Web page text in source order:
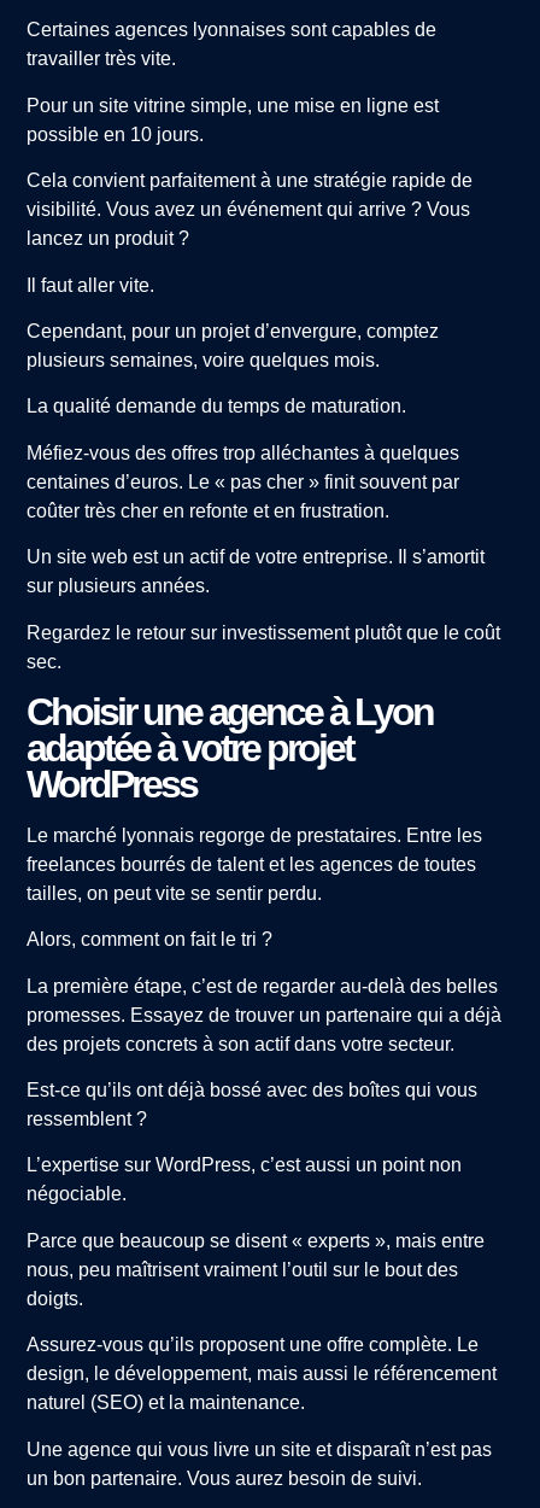
Certaines agences lyonnaises sont capables de
travailler très vite.
Pour un site vitrine simple, une mise en ligne est
possible en 10 jours.
Cela convient parfaitement à une stratégie rapide de
visibilité. Vous avez un événement qui arrive ? Vous
lancez un produit ?
Il faut aller vite.
Cependant, pour un projet d’envergure, comptez
plusieurs semaines, voire quelques mois.
La qualité demande du temps de maturation.
Méfiez-vous des offres trop alléchantes à quelques
centaines d’euros. Le « pas cher » finit souvent par
coûter très cher en refonte et en frustration.
Un site web est un actif de votre entreprise. Il s’amortit
sur plusieurs années.
Regardez le retour sur investissement plutôt que le coût
sec.
Choisir une agence à Lyon
adaptée à votre projet
WordPress
Le marché lyonnais regorge de prestataires. Entre les
freelances bourrés de talent et les agences de toutes
tailles, on peut vite se sentir perdu.
Alors, comment on fait le tri ?
La première étape, c’est de regarder au-delà des belles
promesses. Essayez de trouver un partenaire qui a déjà
des projets concrets à son actif dans votre secteur.
Est-ce qu’ils ont déjà bossé avec des boîtes qui vous
ressemblent ?
L’expertise sur WordPress, c’est aussi un point non
négociable.
Parce que beaucoup se disent « experts », mais entre
nous, peu maîtrisent vraiment l’outil sur le bout des
doigts.
Assurez-vous qu’ils proposent une offre complète. Le
design, le développement, mais aussi le référencement
naturel (SEO) et la maintenance.
Une agence qui vous livre un site et disparaît n’est pas
un bon partenaire. Vous aurez besoin de suivi.